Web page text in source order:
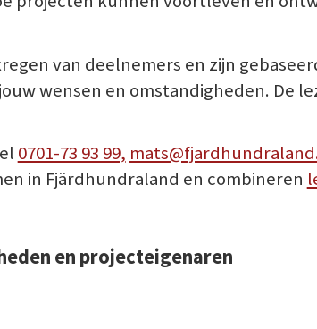
van deelnemers en zijn
wensen en omstandigheden. De
0701-73 93 99,
in Fjärdhundraland en combineren
en projecteigenaren